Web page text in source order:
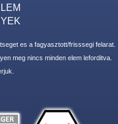
es a fagyasztott/frisssegi felarat.
meg nincs minden elem leforditva.